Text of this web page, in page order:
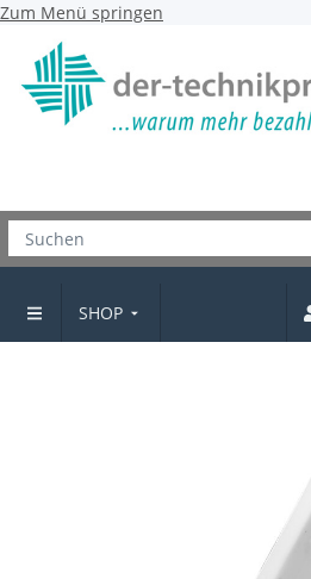
Zum Menü springen
SHOP
Verbinder